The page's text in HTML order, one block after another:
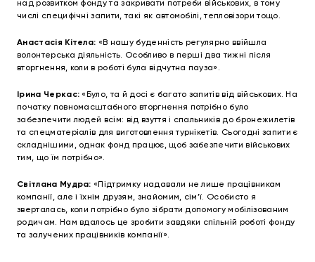
над розвитком фонду та закривати потреби військових, в тому
числі специфічні запити, такі як автомобілі, тепловізори тощо.
Анастасія Кітела: «В нашу буденність регулярно ввійшла
волонтерська діяльність. Особливо в перші два тижні після
вторгнення, коли в роботі була відчутна пауза».
Ірина Черкас: «Було, та й досі є багато запитів від військових. На
початку повномасштабного вторгнення потрібно було
забезпечити людей всім: від взуття і спальників до бронежилетів
та спецматеріалів для виготовлення турнікетів. Сьогодні запити є
складнішими, однак фонд працює, щоб забезпечити військових
тим, що їм потрібно».
Світлана Мудра: «Підтримку надавали не лише працівникам
компанії, але і їхнім друзям, знайомим, сім’ї. Особисто я
зверталась, коли потрібно було зібрати допомогу мобілізованим
родичам. Нам вдалось це зробити завдяки спільній роботі фонду
та залучених працівників компанії».